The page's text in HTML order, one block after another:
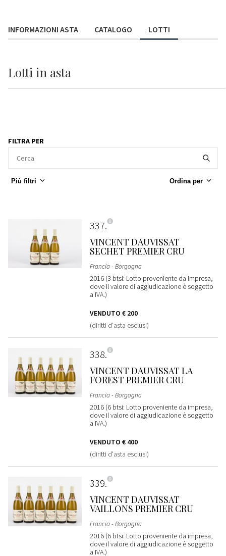
INFORMAZIONI ASTA CATALOGO LOTTI
Lotti in asta
FILTRA PER
Più filtri Ordina per
337
VINCENT DAUVISSAT
SECHET PREMIER CRU
Francia - Borgogna
2016 (3 btsi: Lotto proveniente da impresa,
dove il valore di aggiudicazione è soggetto
a IVA.)
VENDUTO € 200
(diritti d'asta esclusi)
338
VINCENT DAUVISSAT LA
FOREST PREMIER CRU
Francia - Borgogna
2016 (6 btsi: Lotto proveniente da impresa,
dove il valore di aggiudicazione è soggetto
a IVA.)
VENDUTO € 400
(diritti d'asta esclusi)
339
VINCENT DAUVISSAT
VAILLONS PREMIER CRU
Francia - Borgogna
2016 (6 btsi: Lotto proveniente da impresa,
dove il valore di aggiudicazione è soggetto
a IVA.)